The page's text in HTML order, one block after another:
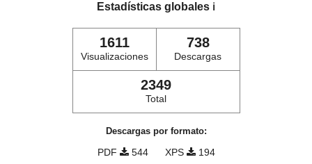
Estadísticas globales ℹ️
1611
Visualizaciones
738
Descargas
2349
Total
Descargas por formato:
PDF 544 XPS 194